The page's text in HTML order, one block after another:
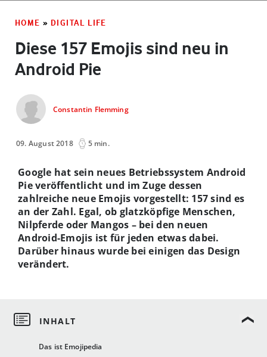
HOME » DIGITAL LIFE
Diese 157 Emojis sind neu in
Android Pie
Constantin Flemming
09. August 2018 5 min.
Das ist Emojipedia
Google hat sein neues Betriebssystem Android
Pie veröffentlicht und im Zuge dessen
zahlreiche neue Emojis vorgestellt: 157 sind es
an der Zahl. Egal, ob glatzköpfige Menschen,
Nilpferde oder Mangos – bei den neuen
Android-Emojis ist für jeden etwas dabei.
Darüber hinaus wurde bei einigen das Design
verändert.